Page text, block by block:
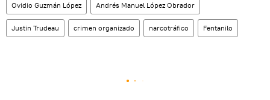
Ovidio Guzmán López Andrés Manuel López Obrador
Justin Trudeau crimen organizado narcotráfico Fentanilo